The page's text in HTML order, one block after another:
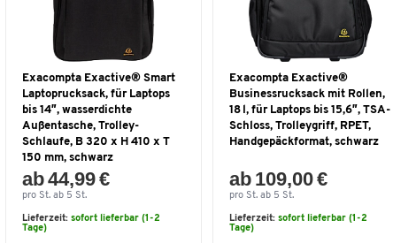
Exacompta Exactive® Smart
Laptoprucksack, für Laptops
bis 14″, wasserdichte
Außentasche, Trolley-
Schlaufe, B 320 x H 410 x T
150 mm, schwarz
ab 44,99 €
pro St. ab 5 St.
Lieferzeit: sofort lieferbar (1-2
Tage)
Exacompta Exactive®
Businessrucksack mit Rollen,
18 l, für Laptops bis 15,6″, TSA-
Schloss, Trolleygriff, RPET,
Handgepäckformat, schwarz
ab 109,00 €
pro St. ab 5 St.
Lieferzeit: sofort lieferbar (1-2
Tage)